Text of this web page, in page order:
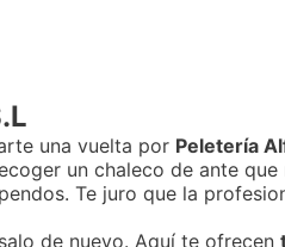
una vuelta por Peletería
un chaleco de ante
Te juro que la
de nuevo. Aquí te ofrecen